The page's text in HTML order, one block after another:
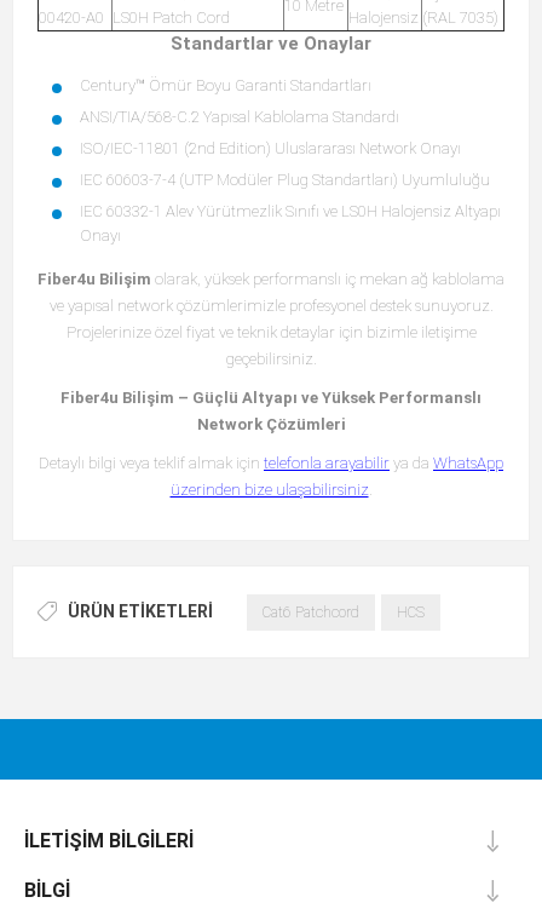
00420-A0 LS0H Patch Cord
10 Metre
Halojensiz (RAL 7035)
Standartlar ve Onaylar
Century™ Ömür Boyu Garanti Standartları
ANSI/TIA/568-C.2 Yapısal Kablolama Standardı
ISO/IEC-11801 (2nd Edition) Uluslararası Network Onayı
IEC 60603-7-4 (UTP Modüler Plug Standartları) Uyumluluğu
IEC 60332-1 Alev Yürütmezlik Sınıfı ve LS0H Halojensiz Altyapı
Onayı
Fiber4u Bilişim olarak, yüksek performanslı iç mekan ağ kablolama
ve yapısal network çözümlerimizle profesyonel destek sunuyoruz.
Projelerinize özel fiyat ve teknik detaylar için bizimle iletişime
geçebilirsiniz.
Fiber4u Bilişim – Güçlü Altyapı ve Yüksek Performanslı
Network Çözümleri
Detaylı bilgi veya teklif almak için telefonla arayabilir ya da WhatsApp
üzerinden bize ulaşabilirsiniz.
ÜRÜN ETIKETLERI Cat6 Patchcord HCS
İLETIŞIM BILGILERI
BILGI